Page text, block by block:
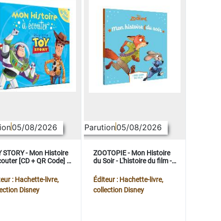
05/08/2026
STORY - Mon Histoire
[CD + QR Code] -
: Hachette-livre,
Disney
Parution05/08/2026
ZOOTOPIE - Mon Histoire
du Soir - L'histoire du film -
Éditeur : Hachette-livre,
collection Disney